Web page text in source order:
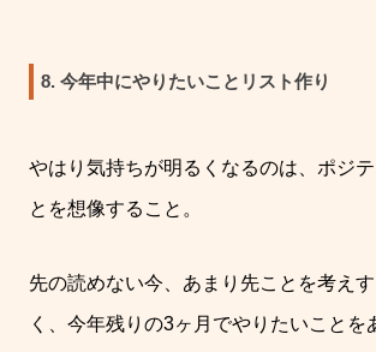
8. 今年中にやりたいことリスト作り
やはり気持ちが明るくなるのは、ポジ
とを想像すること。
先の読めない今、あまり先ことを考え
く、今年残りの3ヶ月でやりたいことを